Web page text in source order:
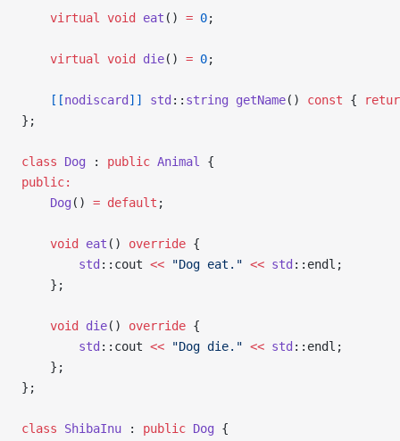
    virtual
void eat () = 0;
    virtual
void die() = 0;
    [[
nodiscard ]] std :: string getName() const {
};
class Dog : public Animal
{
public:
    Dog
() = default ;
    void
eat () override {
        std
::cout << "Dog eat." << std ::endl;
    };
    void
die() override {
        std
::cout << "Dog die." << std ::endl;
    };
};
class ShibaInu : public Dog {